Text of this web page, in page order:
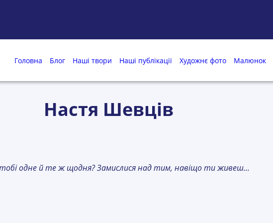
Головна Блог Наші твори Наші публікації Художнє фото Малюнок
Настя Шевців
одне й те ж щодня? Замислися над тим, навіщо ти живеш...